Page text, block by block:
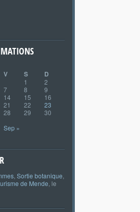
V S D
1
2
7 8
9
14 15
16
21 22
23
28 29
30
Sep »
Sortie botanique
de Mende , le